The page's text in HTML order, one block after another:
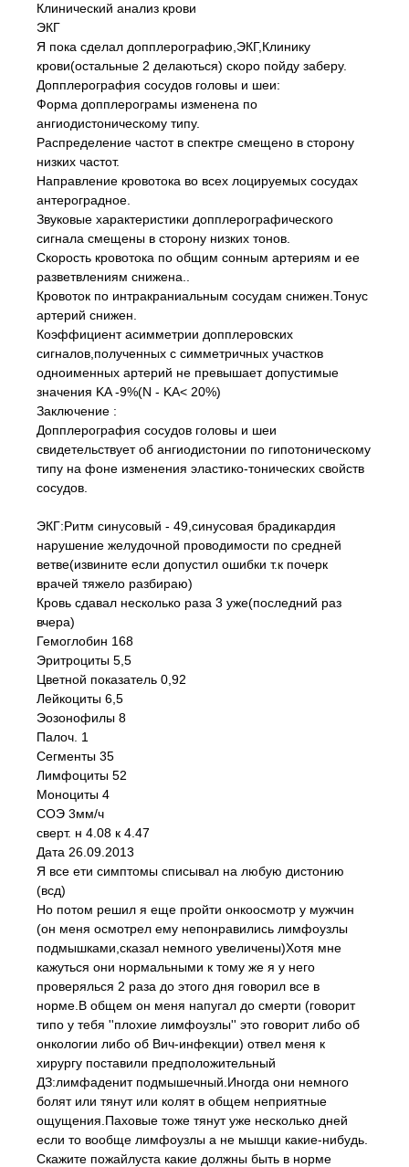
Клинический анализ крови
ЭКГ
Я пока сделал допплерографию,ЭКГ,Клинику
крови(остальные 2 делаються) скоро пойду заберу.
Допплерография сосудов головы и шеи:
Форма допплерограмы изменена по
ангиодистоническому типу.
Распределение частот в спектре смещено в сторону
низких частот.
Направление кровотока во всех лоцируемых сосудах
антероградное.
Звуковые характеристики допплерографического
сигнала смещены в сторону низких тонов.
Скорость кровотока по общим сонным артериям и ее
разветвлениям снижена..
Кровоток по интракраниальным сосудам снижен.Тонус
артерий снижен.
Коэффициент асимметрии допплеровских
сигналов,полученных с симметричных участков
одноименных артерий не превышает допустимые
значения KA -9%(N - KA< 20%)
Заключение :
Допплерография сосудов головы и шеи
свидетельствует об ангиодистонии по гипотоническому
типу на фоне изменения эластико-тонических свойств
сосудов.
ЭКГ:Ритм синусовый - 49,синусовая брадикардия
нарушение желудочной проводимости по средней
ветве(извините если допустил ошибки т.к почерк
врачей тяжело разбираю)
Кровь сдавал несколько раза 3 уже(последний раз
вчера)
Гемоглобин 168
Эритроциты 5,5
Цветной показатель 0,92
Лейкоциты 6,5
Эозонофилы 8
Палоч. 1
Сегменты 35
Лимфоциты 52
Моноциты 4
СОЭ 3мм/ч
сверт. н 4.08 к 4.47
Дата 26.09.2013
Я все ети симптомы списывал на любую дистонию
(всд)
Но потом решил я еще пройти онкоосмотр у мужчин
(он меня осмотрел ему непонравились лимфоузлы
подмышками,сказал немного увеличены)Хотя мне
кажуться они нормальными к тому же я у него
проверялься 2 раза до этого дня говорил все в
норме.В общем он меня напугал до смерти (говорит
типо у тебя ''плохие лимфоузлы'' это говорит либо об
онкологии либо об Вич-инфекции) отвел меня к
хирургу поставили предположительный
ДЗ:лимфаденит подмышечный.Иногда они немного
болят или тянут или колят в общем неприятные
ощущения.Паховые тоже тянут уже несколько дней
если то вообще лимфоузлы а не мышци какие-нибудь.
Скажите пожайлуста какие должны быть в норме